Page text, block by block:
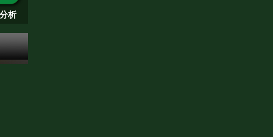
析